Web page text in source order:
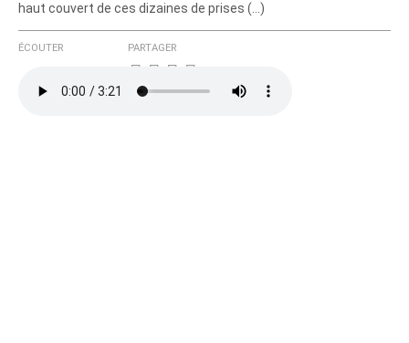
Ajoutez votre commentaire ici
Texte de votre message
haut couvert de ces dizaines de prises (…)
ÉCOUTER PARTAGER